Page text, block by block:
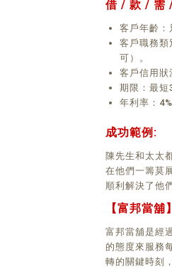
借 / 款 / 需
客戶年齡：
客戶職務類
可）。
客戶信用狀
期限：最短
年利率：
成功範例:
陳先生和太太
在他們一籌莫
順利解決了他
【富邦當舖】
富邦當舖是經
的態度來服務
轉的關鍵時刻